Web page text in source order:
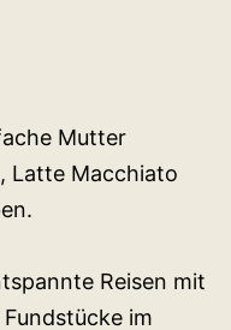
Mutter
Latte Macchiato
Reisen mit
im